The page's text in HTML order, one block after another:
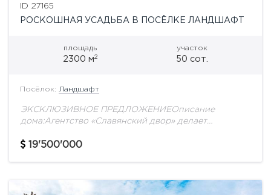
ID 27165
РОСКОШНАЯ УСАДЬБА В ПОСЁЛКЕ ЛАНДШАФТ
площадь
2300 м2
участок
50 сот.
Посёлок: Ландшафт
ЭКСКЛЮЗИВНОЕ ПРЕДЛОЖЕНИЕОписание
дома:Агентство «Славянский двор» делает
загородного дома в Жуковке -в лучшем поселке
19'500'000